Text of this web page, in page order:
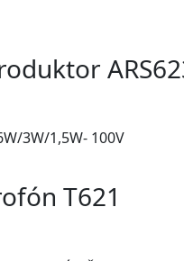
3W/1,5W- 100V
T621